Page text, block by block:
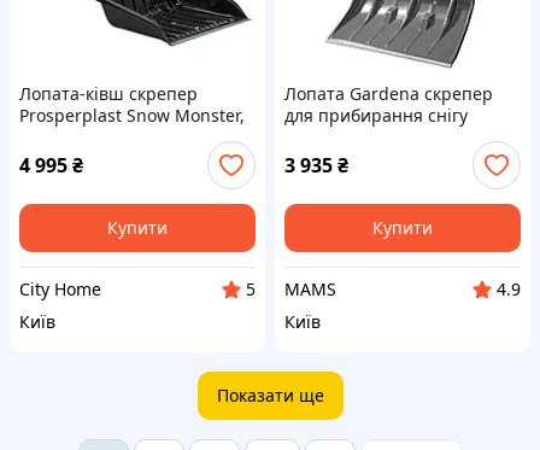
Лопата-ківш скрепер
Prosperplast Snow Monster,
74,5х135 см, ковш пластик,
ручка метал
4 995₴
Купити
City Home
5
Київ
Лопата Gardena скрепер
для прибирання снігу
ClassicLine, 80 см (17560-
30.000.00) (w594913)
3 935₴
Купити
MAMS
4.9
Київ
Показати ще